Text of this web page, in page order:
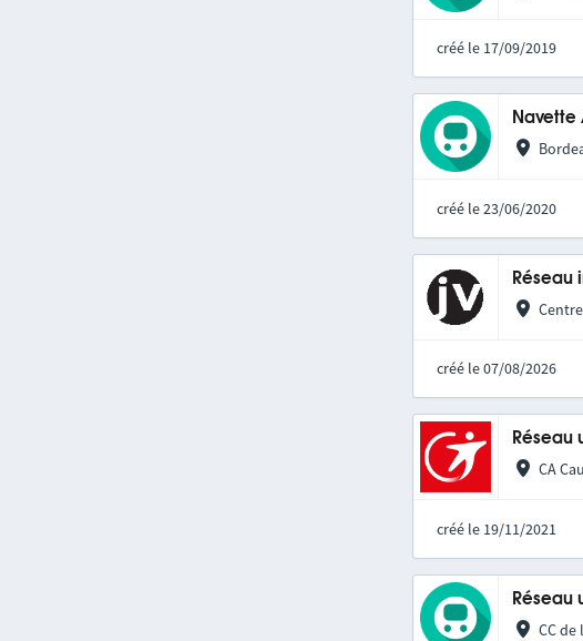
créé le 17/09/2019
Navette
créé le 23/06/2020
Réseau
créé le 07/08/2026
Réseau
CA
créé le 19/11/2021
Réseau
CC de